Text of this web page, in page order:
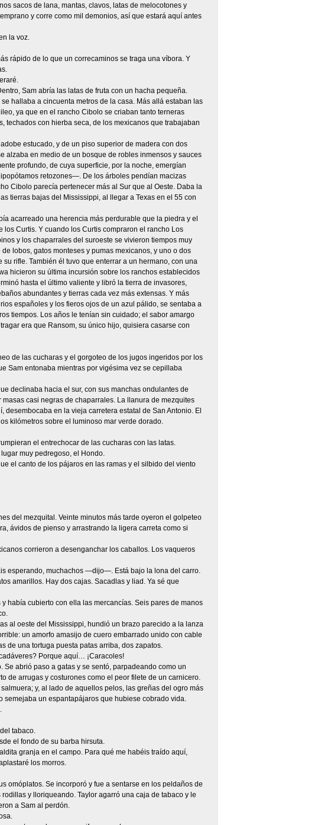
sacos de lana, mantas, clavos, latas de melocotones y
y corre como mil demonios, así que estará aquí antes
la voz.
rápido de lo que un correcaminos se traga una víbora. Y
Sam abría las latas de fruta con un hacha pequeña.
hallaba a cincuenta metros de la casa. Más allá estaban las
ya que en el rancho Cibolo se criaban tanto terneras
techados con hierba seca, de los mexicanos que trabajaban
estucado, y de un piso superior de madera con dos
alzaba en medio de un bosque de robles inmensos y sauces
profundo, de cuya superficie, por la noche, emergían
retozones—. De los árboles pendían macizas
Cibolo parecía pertenecer más al Sur que al Oeste. Daba la
tierras bajas del Mississippi, al llegar a Texas en el 55 con
acarreado una herencia más perdurable que la piedra y el
Curtis. Y cuando los Curtis compraron el rancho Los
y los chaparrales del suroeste se vivieron tiempos muy
lobos, gatos monteses y pumas mexicanos, y uno o dos
rifle. También él tuvo que enterrar a un hermano, con una
hicieron su última incursión sobre los ranchos establecidos
hasta el último valiente y libró la tierra de invasores,
abundantes y tierras cada vez más extensas. Y más
españoles y los fieros ojos de un azul pálido, se sentaba a
tiempos. Los años le tenían sin cuidado; el sabor amargo
era que Ransom, su único hijo, quisiera casarse con
de las cucharas y el gorgoteo de los jugos ingeridos por los
Sam entonaba mientras por vigésima vez se cepillaba
declinaba hacia el sur, con sus manchas ondulantes de
casi negras de chaparrales. La llanura de mezquites
en la vieja carretera estatal de San Antonio. El
kilómetros sobre el luminoso mar verde dorado.
el entrechocar de las cucharas con las latas.
muy pedregoso, el Hondo.
el canto de los pájaros en las ramas y el silbido del viento
del mezquital. Veinte minutos más tarde oyeron el golpeteo
ávidos de pienso y arrastrando la ligera carreta como si
corrieron a desenganchar los caballos. Los vaqueros
esperando, muchachos —dijo—. Está bajo la lona del carro.
amarillos. Hay dos cajas. Sacadlas y liad. Ya sé que
había cubierto con ella las mercancías. Seis pares de manos
al oeste del Mississippi, hundió un brazo parecido a la lanza
un amorfo amasijo de cuero embarrado unido con cable
de una tortuga puesta patas arriba, dos zapatos.
Porque aquí… ¡Caracoles!
abrió paso a gatas y se sentó, parpadeando como un
de arrugas y costurones como el peor filete de un carnicero.
y, al lado de aquellos pelos, las greñas del ogro más
un espantapájaros que hubiese cobrado vida.
tabaco.
el fondo de su barba hirsuta.
granja en el campo. Para qué me habéis traído aquí,
los morros.
omóplatos. Se incorporó y fue a sentarse en los peldaños de
y lloriqueando. Taylor agarró una caja de tabaco y le
a Sam al perdón.